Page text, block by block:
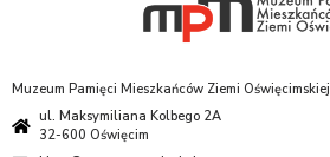
Muzeum Pamięci Mieszkańców Ziemi Oświęcimskiej
ul. Maksymiliana Kolbego 2A
32-600 Oświęcim